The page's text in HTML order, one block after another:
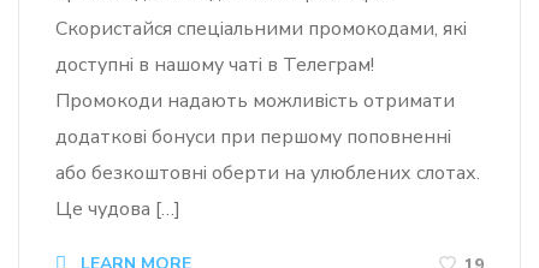
Скористайся спеціальними промокодами, які
доступні в нашому чаті в Телеграм!
Промокоди надають можливість отримати
додаткові бонуси при першому поповненні
або безкоштовні оберти на улюблених слотах.
Це чудова […]